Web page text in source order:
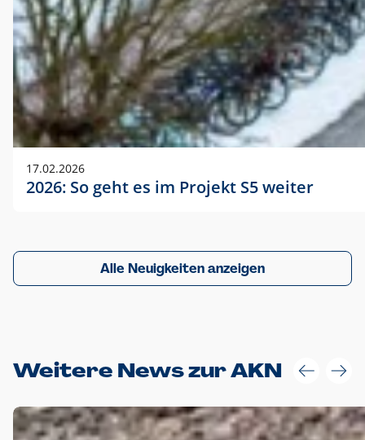
17.02.2026
2026: So geht es im Projekt S5 weiter
Alle Neuigkeiten anzeigen
Weitere News zur AKN